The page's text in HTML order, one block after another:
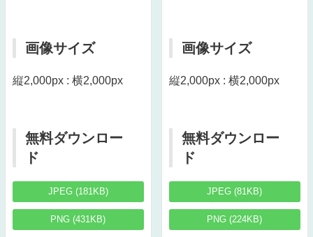
画像サイズ
縦2,000px : 横2,000px
無料ダウンロー
ド
JPEG (181KB)
PNG (431KB)
画像サイズ
縦2,000px : 横2,000px
無料ダウンロー
ド
JPEG (81KB)
PNG (224KB)